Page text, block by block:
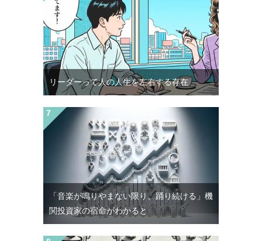
リーダーって人の人生を左右する存在
「音楽が鳴りやまない限り、踊り続ける」機
関投資家の宿命がわかると